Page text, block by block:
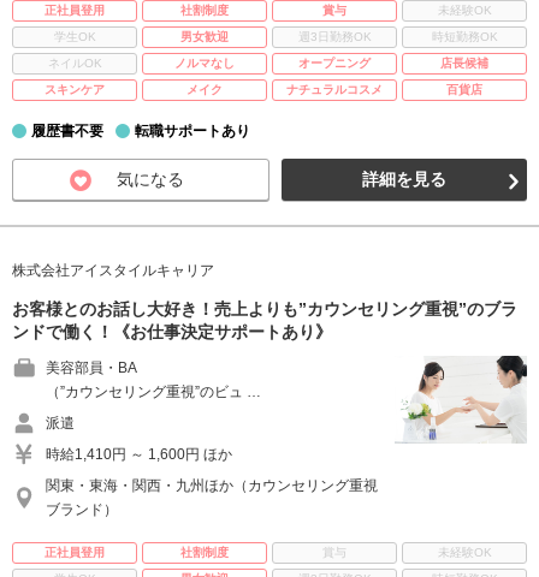
正社員登用 社割制度 賞与
未経験OK
学生OK
男女歓迎 週3日勤務OK
時短勤務OK
ネイルOK
ノルマなし オープニング
店長候補
スキンケア
メイク ナチュラルコスメ 百貨店
履歴書不要 転職サポートあり
気になる 詳細を見る
株式会社アイスタイルキャリア
お客様とのお話し大好き！売上よりも”カウンセリング重視”のブラ
ンドで働く！《お仕事決定サポートあり》
美容部員・BA
（”カウンセリング重視”のビュ …
派遣
時給1,410円 ～ 1,600円 ほか
関東・東海・関西・九州ほか（カウンセリング重視
ブランド）
正社員登用 社割制度 賞与
未経験OK